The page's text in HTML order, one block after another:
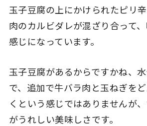
玉子豆腐の上にかけられたピリ
肉のカルビダレが混ざり合って
感じになっています。
玉子豆腐があるからですかね、
で、追加で牛バラ肉と玉ねぎを
くという感じではありませんが
がうれしい美味しさです。